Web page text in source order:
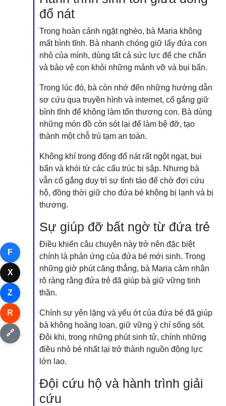
đổ nát
Trong hoàn cảnh ngặt nghèo, bà Maria không
mất bình tĩnh. Bà nhanh chóng giữ lấy đứa con
nhỏ của mình, dùng tất cả sức lực để che chắn
và bảo vệ con khỏi những mảnh vỡ và bụi bẩn.
Trong lúc đó, bà còn nhớ đến những hướng dẫn
sơ cứu qua truyền hình và internet, cố gắng giữ
bình tĩnh để không làm tổn thương con. Bà dùng
những món đồ còn sót lại để làm bệ đỡ, tạo
thành một chỗ trú tạm an toàn.
Không khí trong đống đổ nát rất ngột ngạt, bụi
bẩn và khói từ các cấu trúc bị sập. Nhưng bà
vẫn cố gắng duy trì sự tỉnh táo để chờ đợi cứu
hộ, đồng thời giữ cho đứa bé không bị lạnh và bị
thương.
Sự giúp đỡ bất ngờ từ đứa trẻ
Điều khiến câu chuyện này trở nên đặc biệt
chính là phản ứng của đứa bé mới sinh. Trong
những giờ phút căng thẳng, bà Maria cảm nhận
rõ ràng rằng đứa trẻ đã giúp bà giữ vững tinh
thần.
Chính sự yên lặng và yếu ớt của đứa bé đã giúp
bà không hoảng loạn, giữ vững ý chí sống sót.
Đôi khi, trong những phút sinh tử, chính những
điều nhỏ bé nhất lại trở thành nguồn động lực
lớn lao.
Đội cứu hộ và hành trình giải
cứu
F
X
Z
R
🔗